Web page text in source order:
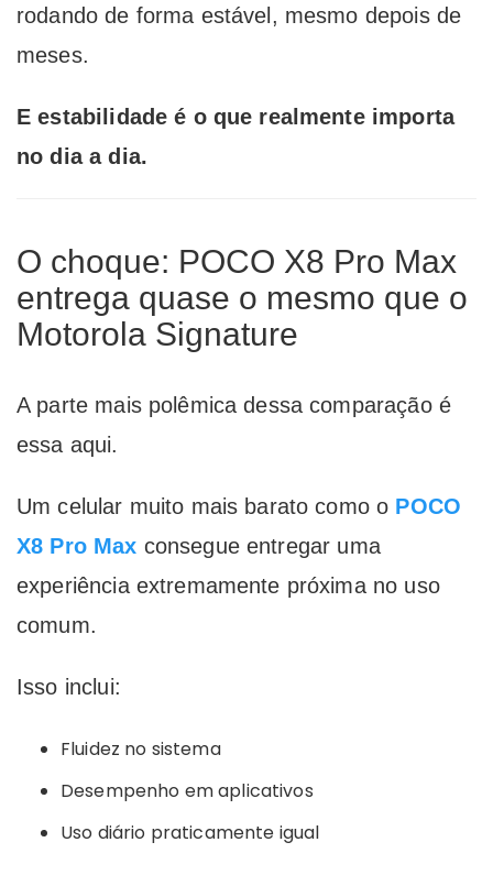
rodando de forma estável, mesmo depois de
meses.
E estabilidade é o que realmente importa
no dia a dia.
O choque: POCO X8 Pro Max
entrega quase o mesmo que o
Motorola Signature
A parte mais polêmica dessa comparação é
essa aqui.
Um celular muito mais barato como o POCO
X8 Pro Max consegue entregar uma
experiência extremamente próxima no uso
comum.
Isso inclui:
Fluidez no sistema
Desempenho em aplicativos
Uso diário praticamente igual